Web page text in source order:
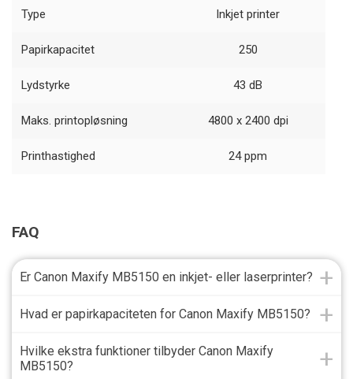
Type Inkjet printer
Papirkapacitet 250
Lydstyrke 43 dB
Maks. printopløsning 4800 x 2400 dpi
Printhastighed 24 ppm
FAQ
Er Canon Maxify MB5150 en inkjet- eller laserprinter?
Hvad er papirkapaciteten for Canon Maxify MB5150?
Hvilke ekstra funktioner tilbyder Canon Maxify
MB5150?